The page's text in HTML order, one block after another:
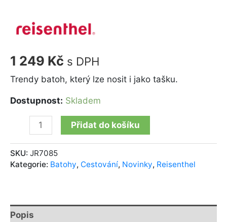
1 249 Kč s DPH
Trendy batoh, který lze nosit i jako tašku.
Dostupnost: Skladem
Přidat do košíku
SKU: JR7085
Kategorie: Batohy, Cestování, Novinky, Reisenthel
Popis